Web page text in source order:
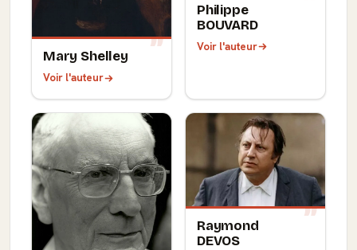
Mary Shelley
Voir l'auteur
Philippe
BOUVARD
Voir l'auteur
Raymond
DEVOS